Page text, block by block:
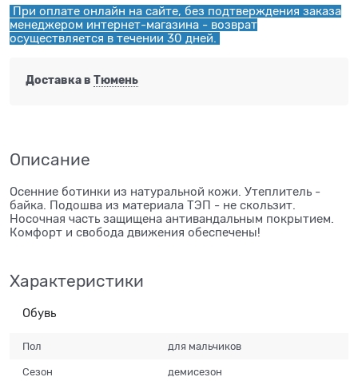
При оплате онлайн на сайте, без подтверждения заказа
менеджером интернет-магазина - возврат
осуществляется в течении 30 дней.
Доставка в Тюмень
Описание
Осенние ботинки из натуральной кожи. Утеплитель -
байка. Подошва из материала ТЭП - не скользит.
Носочная часть защищена антивандальным покрытием.
Комфорт и свобода движения обеспечены!
Характеристики
Обувь
Пол для мальчиков
Сезон демисезон